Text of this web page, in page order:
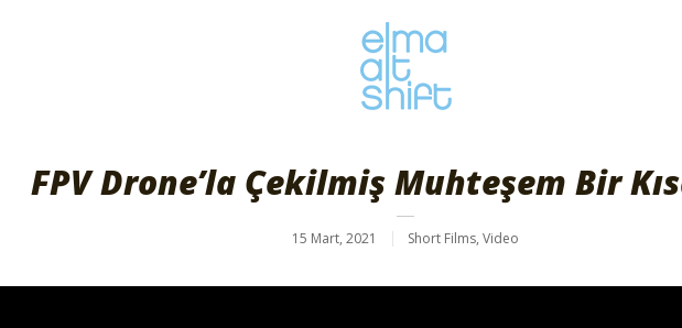
FPV Drone’la Çekilmiş Muhteşem Bir
15 Mart, 2021 Short Films, Video